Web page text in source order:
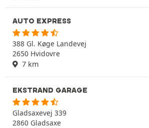
AUTO EXPRESS
388 Gl. Køge Landevej
2650 Hvidovre
7 km
EKSTRAND GARAGE
Gladsaxevej 339
2860 Gladsaxe